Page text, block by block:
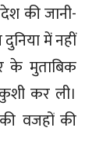
की जानी-
में नहीं
के मुताबिक
कर ली।
वजहों की